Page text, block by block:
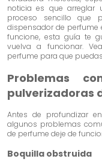
noticia es que arreglar
proceso sencillo que
dispensador de perfume
funcione, esta guía te
vuelva a funcionar.
perfume para que
Problemas
pulverizadoras
Antes de profundizar
algunos problemas
de perfume deje de
Boquilla obstruida